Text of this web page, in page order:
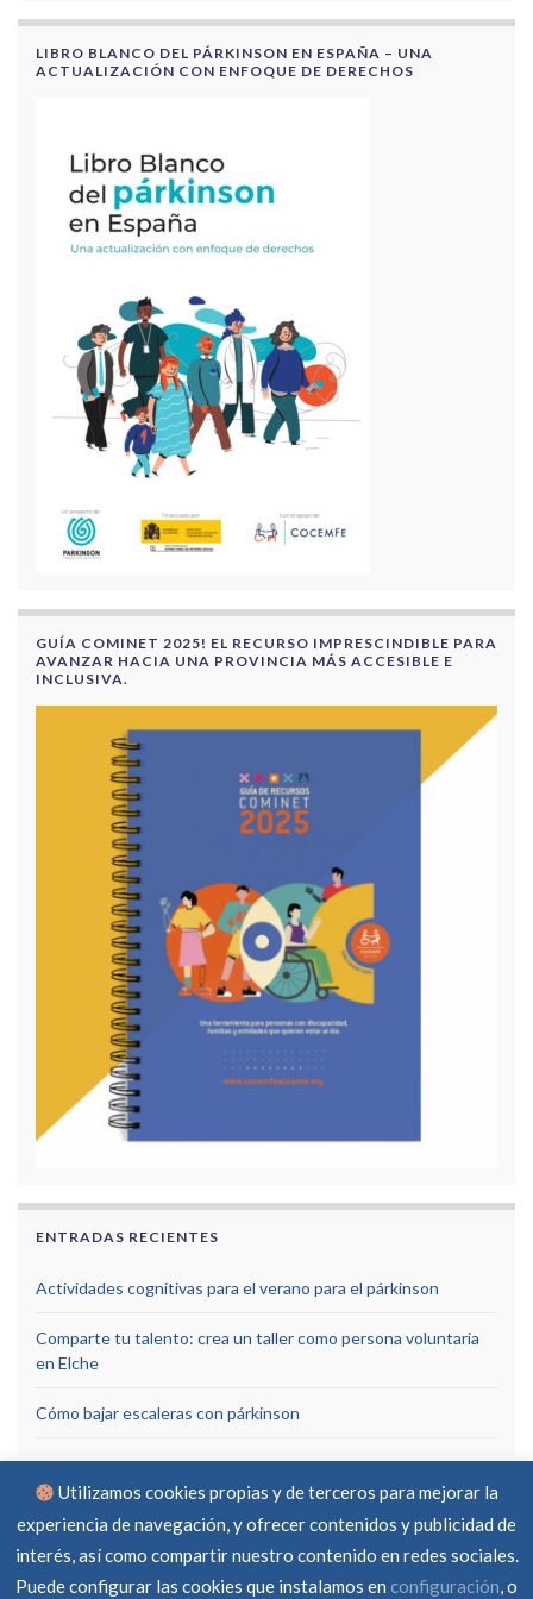
LIBRO BLANCO DEL PÁRKINSON EN ESPAÑA – UNA
ACTUALIZACIÓN CON ENFOQUE DE DERECHOS
GUÍA COMINET 2025! EL RECURSO IMPRESCINDIBLE PARA
AVANZAR HACIA UNA PROVINCIA MÁS ACCESIBLE E
INCLUSIVA.
ENTRADAS RECIENTES
Actividades cognitivas para el verano para el párkinson
Comparte tu talento: crea un taller como persona voluntaria
en Elche
Cómo bajar escaleras con párkinson
Aviso Legal Política de privacidad
Política de cookies
Utilizamos cookies propias y de terceros para mejorar la
experiencia de navegación, y ofrecer contenidos y publicidad de
interés, así como compartir nuestro contenido en redes sociales.
Puede configurar las cookies que instalamos en configuración, o